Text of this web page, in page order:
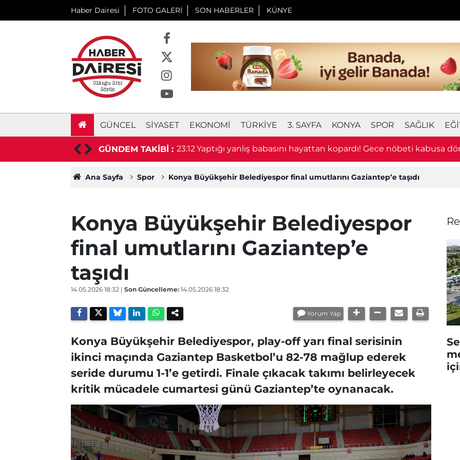
Haber Dairesi FOTO GALERİ SON HABERLER KÜNYE
GÜNCEL SIYASET EKONOMI TÜRKIYE 3. SAYFA KONYA SPOR SAĞLIK
GÜNDEM TAKİBİ :
depo için ihaleye çıkıyor 23:12Yaptığı yanlış babasını hayattan kopardı! Gece nöbeti kabusa
Ana Sayfa Spor Konya Büyükşehir Belediyespor final umutlarını Gaziantep’e taşıdı
Konya Büyükşehir Belediyespor
final umutlarını Gaziantep’e
taşıdı
14.05.2026 18:32 | Son Güncelleme: 14.05.2026 18:32
Yorum Yap
Konya Büyükşehir Belediyespor, play-off yarı final serisinin
ikinci maçında Gaziantep Basketbol’u 82-78 mağlup ederek
seride durumu 1-1’e getirdi. Finale çıkacak takımı belirleyecek
kritik mücadele cumartesi günü Gaziantep’te oynanacak.